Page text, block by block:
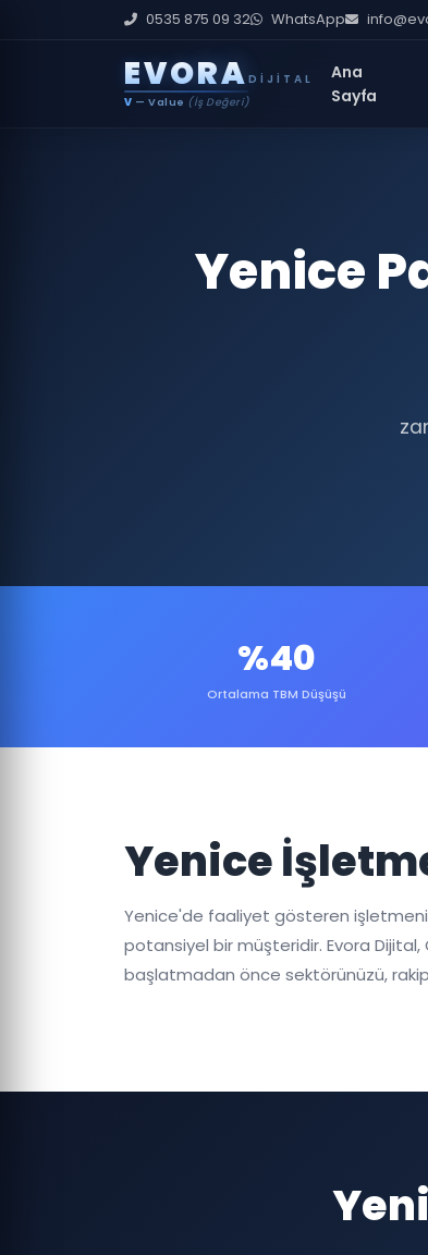
0535 875 09 32 WhatsApp
EVORA DIJITAL
V — Value (İş Değeri)
Ana
Sayfa
Yenice
%40
Ortalama TBM Düşüşü
Yenice
Yenice'de faaliyet gösteren
potansiyel bir müşteridir. Evora
başlatmadan önce sektörünüzü,